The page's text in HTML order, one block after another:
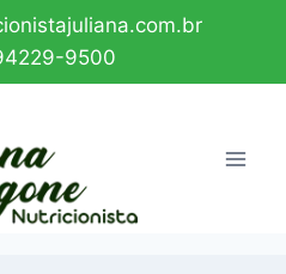
9500